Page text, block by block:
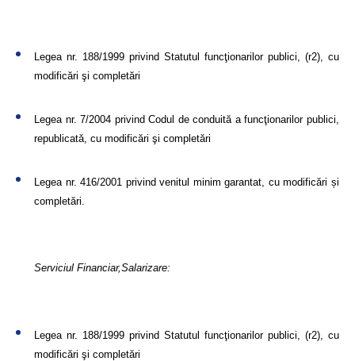
Legea nr. 188/1999 privind Statutul funcţionarilor publici, (r2), cu
modificări şi completări
Legea nr. 7/2004 privind Codul de conduită a funcţionarilor publici,
republicată, cu modificări şi completări
Legea nr. 416/2001 privind venitul minim garantat, cu modificări și
completări.
Serviciul Financiar,Salarizare:
Legea nr. 188/1999 privind Statutul funcţionarilor publici, (r2), cu
modificări şi completări